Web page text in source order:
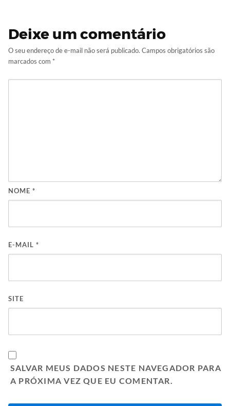
Deixe um comentário
O seu endereço de e-mail não será publicado. Campos obrigatórios são
marcados com *
NOME *
E-MAIL *
SITE
SALVAR MEUS DADOS NESTE NAVEGADOR PARA
A PRÓXIMA VEZ QUE EU COMENTAR.